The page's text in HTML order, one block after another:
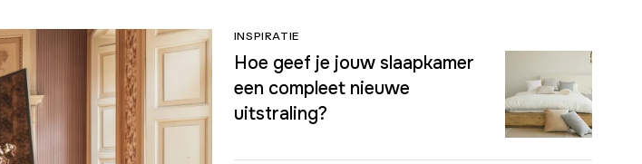
INSPIRATIE
Hoe geef je jouw slaapkamer
een compleet nieuwe
uitstraling?